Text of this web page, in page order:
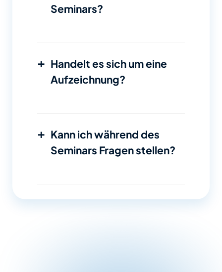
Seminars?
+ Handelt es sich um eine
Aufzeichnung?
+ Kann ich während des
Seminars Fragen stellen?